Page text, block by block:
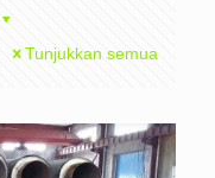
Tunjukkan semua